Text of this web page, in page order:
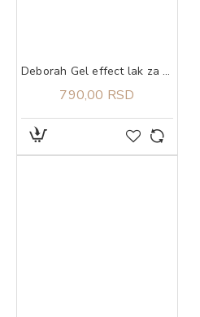
Deborah Gel effect lak za nokte 160 Famous Pink
790,00 RSD